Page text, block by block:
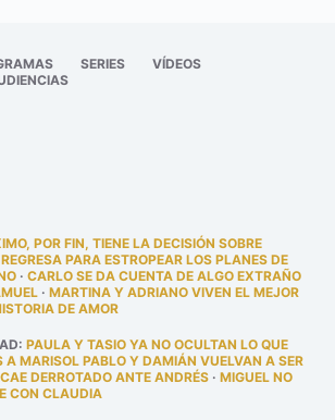
SERIES
VÍDEOS
POR FIN, TIENE LA DECISIÓN SOBRE
PARA ESTROPEAR LOS PLANES DE
· CARLO SE DA CUENTA DE ALGO EXTRAÑO
· MARTINA Y ADRIANO VIVEN EL MEJOR
DE AMOR
: PAULA Y TASIO YA NO OCULTAN LO QUE
A MARISOL PABLO Y DAMIÁN VUELVAN A SER
DERROTADO ANTE ANDRÉS· MIGUEL NO
CON CLAUDIA